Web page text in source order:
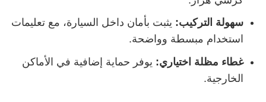
سهولة التركيب: يثبت بأمان داخل السيارة، مع تعليمات
استخدام مبسطة وواضحة.
غطاء مظلة اختياري: يوفر حماية إضافية في الأماكن
الخارجية.